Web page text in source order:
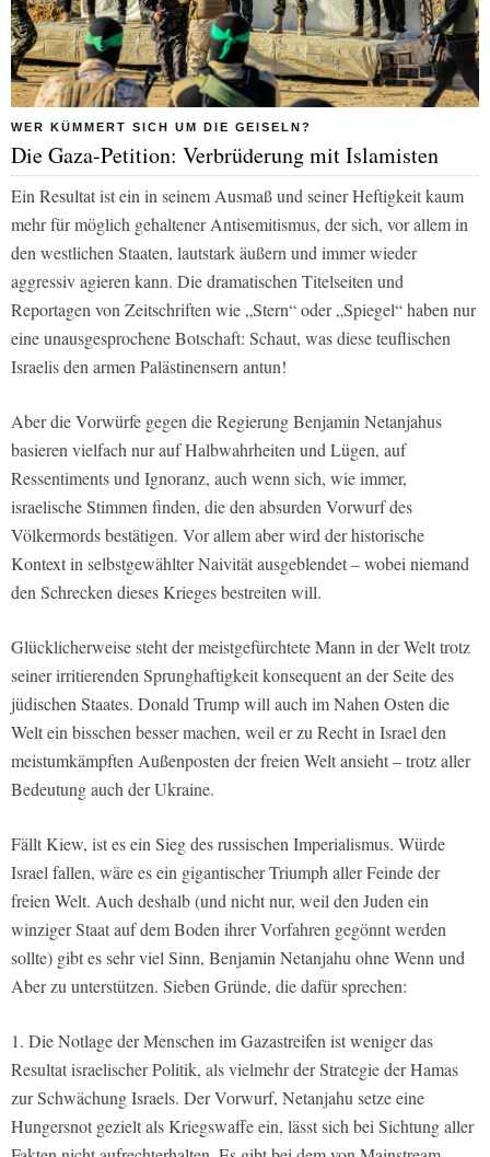
WER KÜMMERT SICH UM DIE GEISELN?
Die Gaza-Petition: Verbrüderung mit Islamisten
Ein Resultat ist ein in seinem Ausmaß und seiner Heftigkeit kaum
mehr für möglich gehaltener Antisemitismus, der sich, vor allem in
den westlichen Staaten, lautstark äußern und immer wieder
aggressiv agieren kann. Die dramatischen Titelseiten und
Reportagen von Zeitschriften wie „Stern“ oder „Spiegel“ haben nur
eine unausgesprochene Botschaft: Schaut, was diese teuflischen
Israelis den armen Palästinensern antun!
Aber die Vorwürfe gegen die Regierung Benjamin Netanjahus
basieren vielfach nur auf Halbwahrheiten und Lügen, auf
Ressentiments und Ignoranz, auch wenn sich, wie immer,
israelische Stimmen finden, die den absurden Vorwurf des
Völkermords bestätigen. Vor allem aber wird der historische
Kontext in selbstgewählter Naivität ausgeblendet – wobei niemand
den Schrecken dieses Krieges bestreiten will.
Glücklicherweise steht der meistgefürchtete Mann in der Welt trotz
seiner irritierenden Sprunghaftigkeit konsequent an der Seite des
jüdischen Staates. Donald Trump will auch im Nahen Osten die
Welt ein bisschen besser machen, weil er zu Recht in Israel den
meistumkämpften Außenposten der freien Welt ansieht – trotz aller
Bedeutung auch der Ukraine.
Fällt Kiew, ist es ein Sieg des russischen Imperialismus. Würde
Israel fallen, wäre es ein gigantischer Triumph aller Feinde der
freien Welt. Auch deshalb (und nicht nur, weil den Juden ein
winziger Staat auf dem Boden ihrer Vorfahren gegönnt werden
sollte) gibt es sehr viel Sinn, Benjamin Netanjahu ohne Wenn und
Aber zu unterstützen. Sieben Gründe, die dafür sprechen:
1. Die Notlage der Menschen im Gazastreifen ist weniger das
Resultat israelischer Politik, als vielmehr der Strategie der Hamas
zur Schwächung Israels. Der Vorwurf, Netanjahu setze eine
Hungersnot gezielt als Kriegswaffe ein, lässt sich bei Sichtung aller